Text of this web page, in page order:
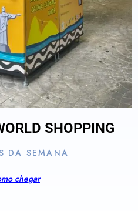
SHOPPING
DA SEMANA
chegar